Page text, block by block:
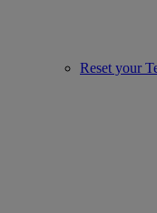
Reset your